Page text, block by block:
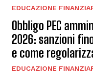
EDUCAZIONE
Obbligo PEC
2026: sanzioni
e come
EDUCAZIONE